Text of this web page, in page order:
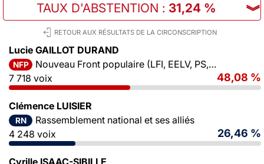
TAUX D'ABSTENTION : 31,24 % ︾
RETOUR AUX RÉSULTATS DE LA CIRCONSCRIPTION
Lucie GAILLOT DURAND
NFP
Nouveau Front populaire (LFI, EELV, PS, PCF)
7 718 voix
48,08 %
Clémence LUISIER
RN
Rassemblement national et ses alliés
4 248 voix
26,46 %
Cyrille ISAAC-SIBILLE